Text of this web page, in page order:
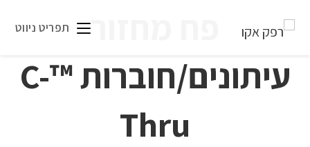
תפריט ניווט
עיתונים/חוברות ™C-
Thru